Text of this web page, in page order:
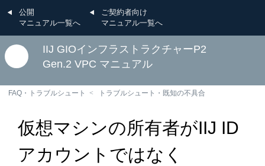
公開
マニュアル一覧へ
ご契約者向け
マニュアル一覧へ
IIJ GIOインフラストラクチャーP2
Gen.2 VPC マニュアル
FAQ・トラブルシュート トラブルシュート・既知の不具合
仮想マシンの所有者がIIJ ID
アカウントではなく